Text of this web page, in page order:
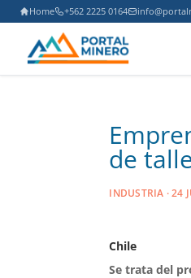
Home +562 2225 0164
de
INDUSTRIA · 24
Chile
Se trata del